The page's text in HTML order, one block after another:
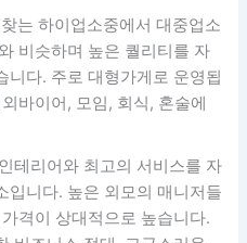
는 하이업소중에서 대중업소
비슷하며 높은 퀄리티를 자
니다. 주로 대형가게로 운영됩
바이어, 모임, 회식, 혼술에
테리어와 최고의 서비스를 자
입니다. 높은 외모의 매니저들
격이 상대적으로 높습니다.